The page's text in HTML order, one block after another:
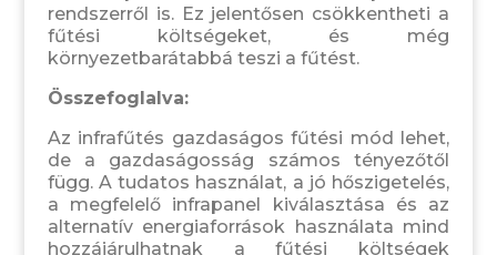
rendszerről is. Ez jelentősen csökkentheti a
fűtési költségeket, és még
környezetbarátabbá teszi a fűtést.
Összefoglalva:
Az infrafűtés gazdaságos fűtési mód lehet,
de a gazdaságosság számos tényezőtől
függ. A tudatos használat, a jó hőszigetelés,
a megfelelő infrapanel kiválasztása és az
alternatív energiaforrások használata mind
hozzájárulhatnak a fűtési költségek